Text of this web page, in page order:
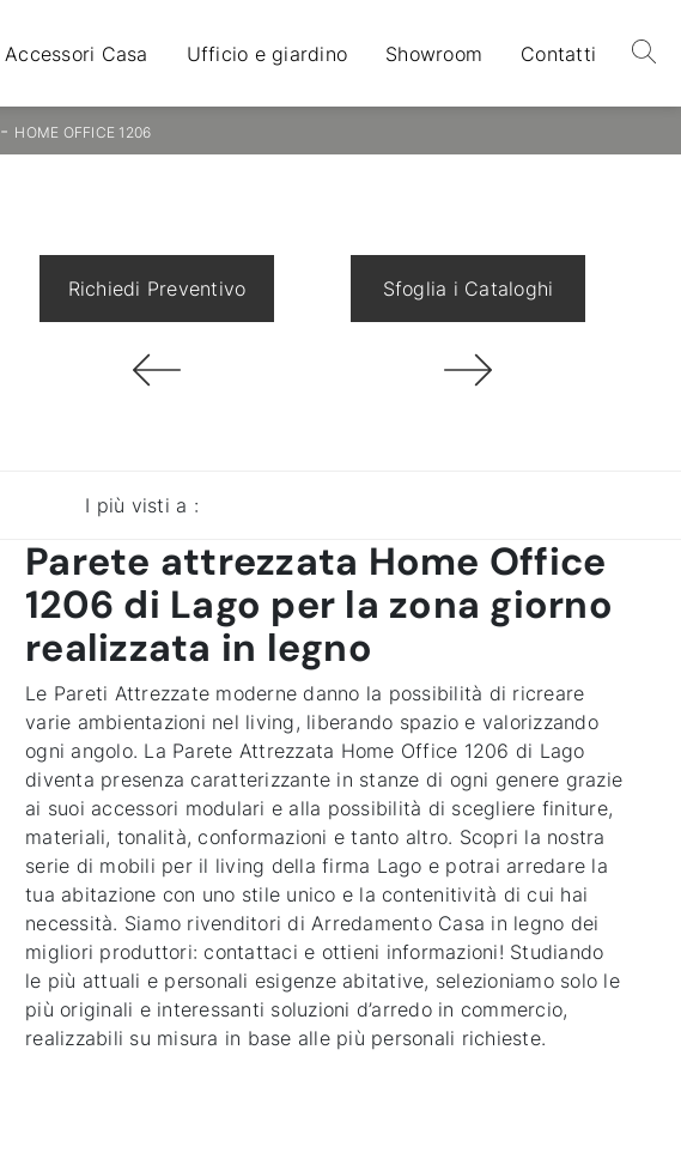
Accessori Casa Ufficio e giardino Showroom Contatti
- HOME OFFICE 1206
Richiedi Preventivo Sfoglia i Cataloghi
I più visti a :
Parete attrezzata Home Office
1206 di Lago per la zona giorno
realizzata in legno
Le Pareti Attrezzate moderne danno la possibilità di ricreare
varie ambientazioni nel living, liberando spazio e valorizzando
ogni angolo. La Parete Attrezzata Home Office 1206 di Lago
diventa presenza caratterizzante in stanze di ogni genere grazie
ai suoi accessori modulari e alla possibilità di scegliere finiture,
materiali, tonalità, conformazioni e tanto altro. Scopri la nostra
serie di mobili per il living della firma Lago e potrai arredare la
tua abitazione con uno stile unico e la contenitività di cui hai
necessità. Siamo rivenditori di Arredamento Casa in legno dei
migliori produttori: contattaci e ottieni informazioni! Studiando
le più attuali e personali esigenze abitative, selezioniamo solo le
più originali e interessanti soluzioni d’arredo in commercio,
realizzabili su misura in base alle più personali richieste.